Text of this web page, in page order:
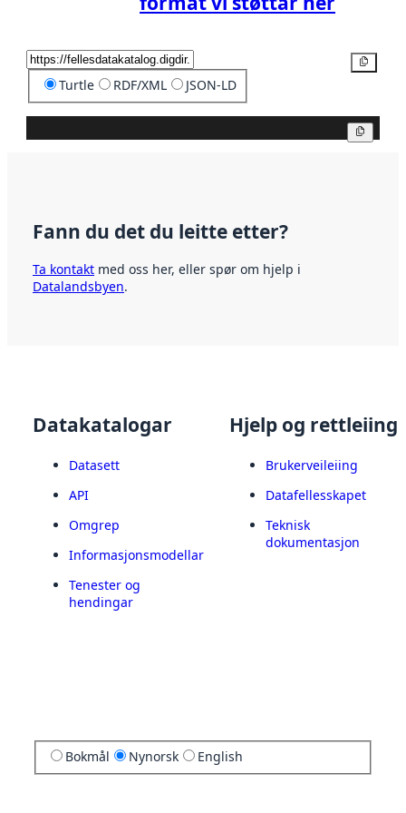
Turtle RDF/XML JSON-LD
Fann du det du leitte etter?
Ta kontakt med oss her, eller spør om hjelp i
Datalandsbyen.
Datakatalogar
Datasett
API
Omgrep
Informasjonsmodellar
Tenester og
hendingar
Hjelp og rettleiing
Brukerveileiing
Datafellesskapet
Teknisk
dokumentasjon
Bokmål Nynorsk English